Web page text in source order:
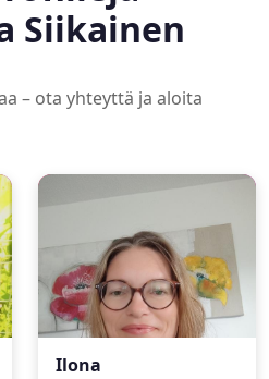
Siikainen
– ota yhteyttä ja aloita
Ilona